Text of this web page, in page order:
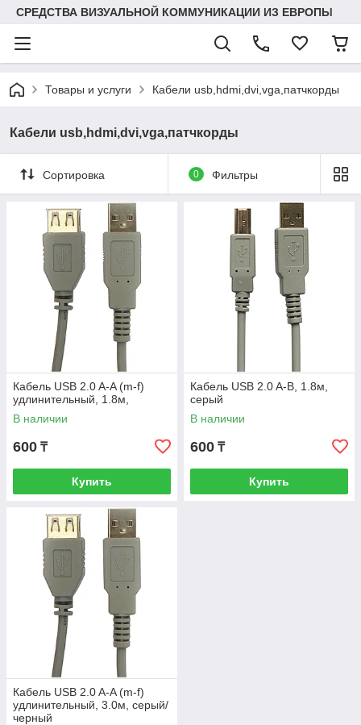
СРЕДСТВА ВИЗУАЛЬНОЙ КОММУНИКАЦИИ ИЗ ЕВРОПЫ
Товары и услуги Кабели usb,hdmi,dvi,vga,патчкорды
Кабели usb,hdmi,dvi,vga,патчкорды
Сортировка 0 Фильтры
Кабель USB 2.0 A-A (m-f)
удлинительный, 1.8м,
В наличии
600 ₸
Купить
Кабель USB 2.0 A-B, 1.8м,
серый
В наличии
600 ₸
Купить
Кабель USB 2.0 A-A (m-f)
удлинительный, 3.0м, серый/
черный